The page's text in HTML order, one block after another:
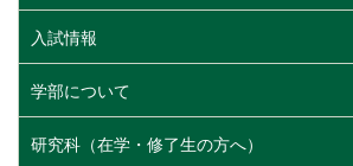
入試情報
学部について
研究科（在学・修了生の方へ）